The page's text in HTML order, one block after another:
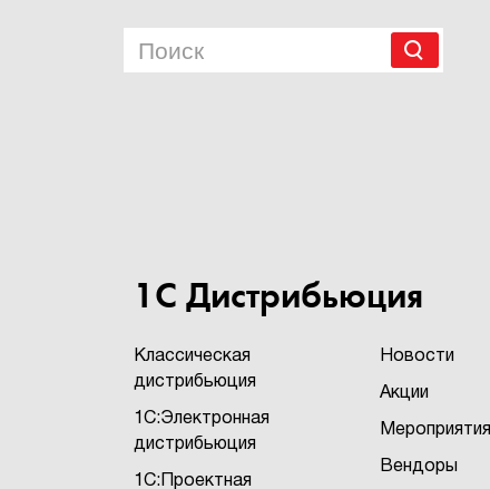
1С Дистрибьюция
Классическая
дистрибьюция
1С:Электронная
дистрибьюция
1С:Проектная
Новости
Акции
Мероприятия
Вендоры